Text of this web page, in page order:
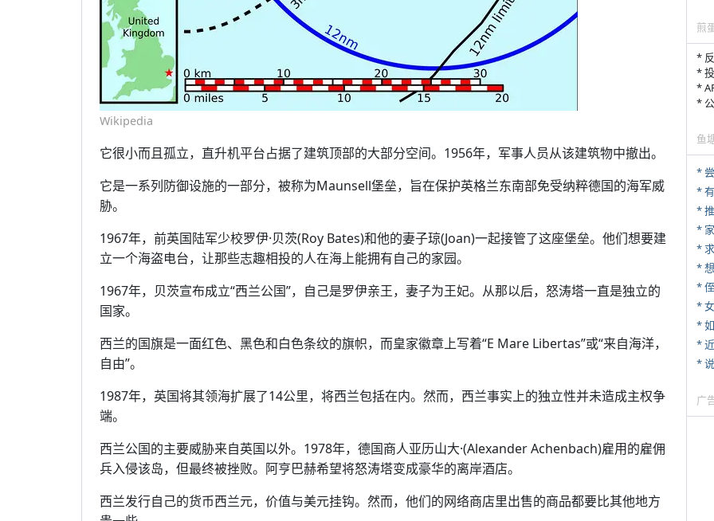
Wikipedia
它很小而且孤立，直升机平台占据了建筑顶部的大部分空间。1956年，军事人员从该建筑物中撤出。
它是一系列防御设施的一部分，被称为Maunsell堡垒，旨在保护英格兰东南部免受纳粹德国的海军威
胁。
1967年，前英国陆军少校罗伊·贝茨(Roy Bates)和他的妻子琼(Joan)一起接管了这座堡垒。他们想要建
立一个海盗电台，让那些志趣相投的人在海上能拥有自己的家园。
1967年，贝茨宣布成立“西兰公国”，自己是罗伊亲王，妻子为王妃。从那以后，怒涛塔一直是独立的
国家。
西兰的国旗是一面红色、黑色和白色条纹的旗帜，而皇家徽章上写着“E Mare Libertas”或“来自海洋，
自由”。
1987年，英国将其领海扩展了14公里，将西兰包括在内。然而，西兰事实上的独立性并未造成主权争
端。
西兰公国的主要威胁来自英国以外。1978年，德国商人亚历山大·(Alexander Achenbach)雇用的雇佣
兵入侵该岛，但最终被挫败。阿亨巴赫希望将怒涛塔变成豪华的离岸酒店。
西兰发行自己的货币西兰元，价值与美元挂钩。然而，他们的网络商店里出售的商品都要比其他地方
煎
*
*
*
*
鱼
*
*
*
*
*
*
*
*
*
广